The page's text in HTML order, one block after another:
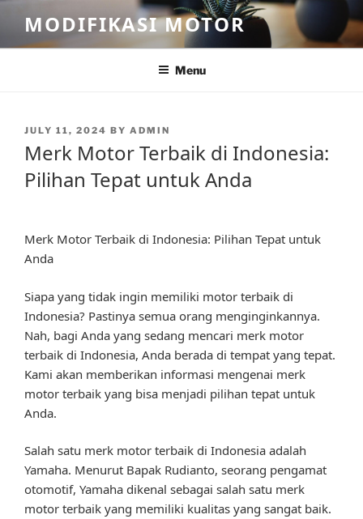
content
MODIFIKASI MOTOR
Menu
POSTED
JULY 11, 2024 BY ADMIN
Merk Motor Terbaik di Indonesia:
Pilihan Tepat untuk Anda
Merk Motor Terbaik di Indonesia: Pilihan Tepat untuk
Anda
Siapa yang tidak ingin memiliki motor terbaik di
Indonesia? Pastinya semua orang menginginkannya.
Nah, bagi Anda yang sedang mencari merk motor
terbaik di Indonesia, Anda berada di tempat yang tepat.
Kami akan memberikan informasi mengenai merk
motor terbaik yang bisa menjadi pilihan tepat untuk
Anda.
Salah satu merk motor terbaik di Indonesia adalah
Yamaha. Menurut Bapak Rudianto, seorang pengamat
otomotif, Yamaha dikenal sebagai salah satu merk
motor terbaik yang memiliki kualitas yang sangat baik.